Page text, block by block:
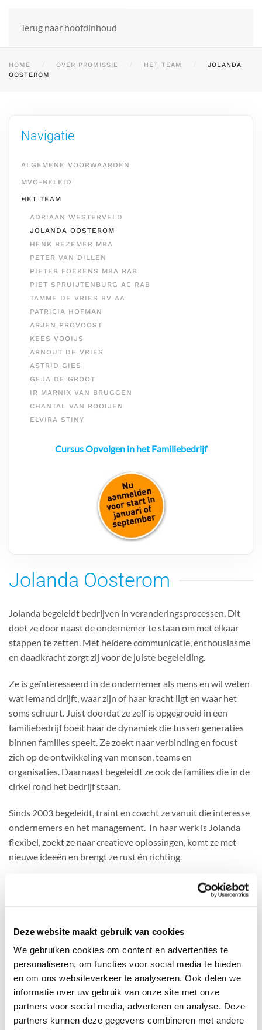
Deze website maakt gebruik van cookies
We gebruiken cookies om content en advertenties te
personaliseren, om functies voor social media te bieden
en om ons websiteverkeer te analyseren. Ook delen we
informatie over uw gebruik van onze site met onze
partners voor social media, adverteren en analyse. Deze
partners kunnen deze gegevens combineren met andere
Terug naar hoofdinhoud
HOME OVER PROMISSIE HET TEAM
JOLANDA
OOSTEROM
Navigatie
ALGEMENE VOORWAARDEN
MVO-BELEID
HET TEAM
ADRIAAN WESTERVELD
JOLANDA OOSTEROM
HENK BEZEMER MBA
PETER VAN DILLEN
PIETER FOEKENS MBA RAB
PIET SPRUIJTENBURG AC RAB
TAMME DE VRIES RV AA
PATRICIA HOFMAN
ARJEN PROVOOST
KEES VOOIJS
ARNOUT DE VRIES
ASTRID GIES
GEJA DE GROOT
IR MARNIX VAN BRUGGEN
CHANTAL VAN ROOIJEN
ELVIRA STINY
Cursus Opvolgen in het Familiebedrijf
Jolanda Oosterom
Jolanda begeleidt bedrijven in veranderingsprocessen. Dit
doet ze door naast de ondernemer te staan om met elkaar
stappen te zetten. Met heldere communicatie, enthousiasme
en daadkracht zorgt zij voor de juiste begeleiding.
Ze is geïnteresseerd in de ondernemer als mens en wil weten
wat iemand drijft, waar zijn of haar kracht ligt en waar het
soms schuurt. Juist doordat ze zelf is opgegroeid in een
familiebedrijf boeit haar de dynamiek die tussen generaties
binnen families speelt. Ze zoekt naar verbinding en focust
zich op de ontwikkeling van mensen, teams en
organisaties. Daarnaast begeleidt ze ook de families die in de
cirkel rond het bedrijf staan.
Sinds 2003 begeleidt, traint en coacht ze vanuit die interesse
ondernemers en het management. In haar werk is Jolanda
flexibel, zoekt ze naar creatieve oplossingen, komt ze met
nieuwe ideeën en brengt ze rust én richting.
Ze neemt de leiding wanneer dit nodig is, zorgt voor een
gezond tempo tijdens het veranderproces, houdt van
weten anderen precies wat ze aan haar hebben.
Door haar jarenlange ervaring met
zowel bedrijfsovernames, omgaan met generatieverschillen
én het ondernemerschap, weet ze wat ervoor nodig is om
ingrijpende veranderingen binnen bedrijven soepel te laten
verlopenén de familie hierin mee te nemen.